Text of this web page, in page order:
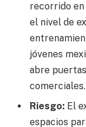
recorrido
el nivel de
jóvenes
abre
comerciales.
Riesgo: El
espacios